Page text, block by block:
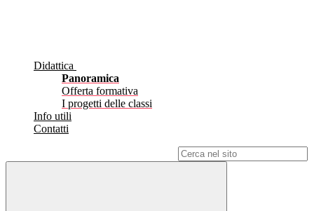
Didattica
Panoramica
Offerta formativa
I progetti delle classi
Info utili
Contatti